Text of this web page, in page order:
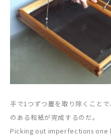
手で1つずつ塵を取り除くこと
のある和紙が完成するのだ。
Picking out imperfections one